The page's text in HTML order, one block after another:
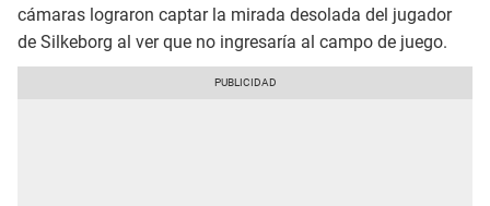
cámaras lograron captar la mirada desolada del jugador
de Silkeborg al ver que no ingresaría al campo de juego.